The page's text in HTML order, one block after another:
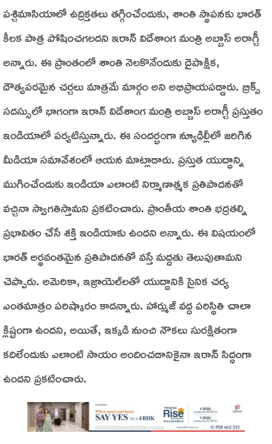
పశ్చిమాసియాలో ఉద్రిక్తతలు తగ్గించేందుకు, శాంతి స్థాపనకు భారత్
కీలక పాత్ర పోషించగలదని ఇరాన్ విదేశాంగ మంత్రి అబ్బాస్ అరాగ్చీ
అన్నారు. ఈ ప్రాంతంలో శాంతి నెలకొనేందుకు దైపాక్షిక,
దౌత్యపరమైన చర్చలు మాత్రమే మార్గం అని అభిప్రాయపడ్డారు. బ్రిక్స్
సదస్సులో భాగంగా ఇరాన్ విదేశాంగ మంత్రి అబ్బాస్ అరాగ్చీ ప్రస్తుతం
ఇండియాలో పర్యటిస్తున్నారు. ఈ సందర్భంగా న్యూఢిల్లీలో జరిగిన
మీడియా సమావేశంలో ఆయన మాట్లాడారు. ప్రస్తుత యుద్ధాన్ని
ముగించేందుకు ఇండియా ఎలాంటి నిర్మాణాత్మక ప్రతిపాదనతో
వచ్చినా స్వాగతిస్తామని ప్రకటించారు. ప్రాంతీయ శాంతి భద్రతల్ని
ప్రభావితం చేసే శక్తి ఇండియాకు ఉందని అన్నారు. ఈ విషయంలో
భారత్ అర్థవంతమైన ప్రతిపాదనతో వస్తే మద్దతు తెలుపుతామని
చెప్పారు. అమెరికా, ఇజ్రాయెల్‌లతో యుద్దానికి సైనిక చర్య
ఎంతమాత్రం పరిష్కారం కాదన్నారు. హార్ముజ్ వద్ద పరిస్థితి చాలా
క్లిష్టంగా ఉందని, అయితే, ఇక్కడి నుంచి నౌకలు సురక్షితంగా
కదిలేందుకు ఎలాంటి సాయం అందించడానికైనా ఇరాన్ సిద్ధంగా
ఉందని ప్రకటించారు.